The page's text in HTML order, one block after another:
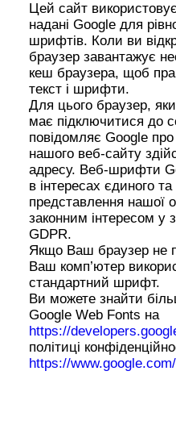
Цей сайт
надані Google для
шрифтів. Коли ви
браузер завантажує
кеш браузера, щоб
текст і шрифти.
Для цього браузер,
має підключитися до
повідомляє Google
нашого веб-сайту
адресу. Веб-шрифти
в інтересах єдиного
представлення нашої
законним інтересом у
GDPR.
Якщо Ваш браузер не
Ваш комп’ютер
стандартний шрифт.
Ви можете знайти
Google Web Fonts на
https://
політиці
https://